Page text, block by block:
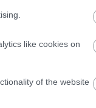
like cookies on
of the website